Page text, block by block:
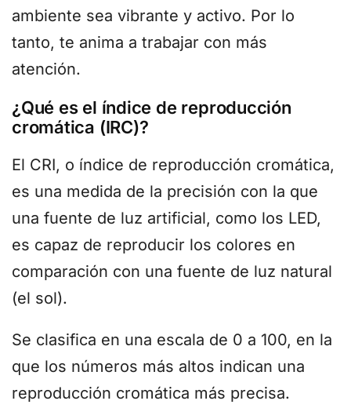
ambiente sea vibrante y activo. Por lo
tanto, te anima a trabajar con más
atención.
¿Qué es el índice de reproducción
cromática (IRC)?
El CRI, o índice de reproducción cromática,
es una medida de la precisión con la que
una fuente de luz artificial, como los LED,
es capaz de reproducir los colores en
comparación con una fuente de luz natural
(el sol).
Se clasifica en una escala de 0 a 100, en la
que los números más altos indican una
reproducción cromática más precisa.